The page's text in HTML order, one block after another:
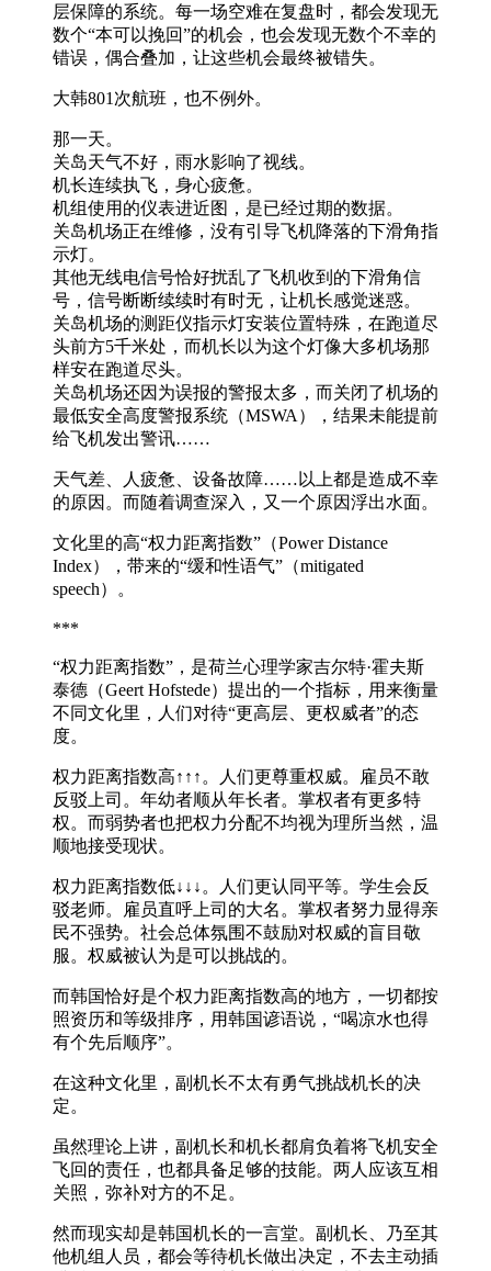
层保障的系统。每一场空难在复盘时，都会发现无
数个“本可以挽回”的机会，也会发现无数个不幸的
错误，偶合叠加，让这些机会最终被错失。
大韩801次航班，也不例外。
那一天。
关岛天气不好，雨水影响了视线。
机长连续执飞，身心疲惫。
机组使用的仪表进近图，是已经过期的数据。
关岛机场正在维修，没有引导飞机降落的下滑角指
示灯。
其他无线电信号恰好扰乱了飞机收到的下滑角信
号，信号断断续续时有时无，让机长感觉迷惑。
关岛机场的测距仪指示灯安装位置特殊，在跑道尽
头前方5千米处，而机长以为这个灯像大多机场那
样安在跑道尽头。
关岛机场还因为误报的警报太多，而关闭了机场的
最低安全高度警报系统（MSWA），结果未能提前
给飞机发出警讯……
天气差、人疲惫、设备故障……以上都是造成不幸
的原因。而随着调查深入，又一个原因浮出水面。
文化里的高“权力距离指数”（Power Distance
Index），带来的“缓和性语气”（mitigated
speech）。
***
“权力距离指数”，是荷兰心理学家吉尔特·霍夫斯
泰德（Geert Hofstede）提出的一个指标，用来衡量
不同文化里，人们对待“更高层、更权威者”的态
度。
权力距离指数高↑↑↑。人们更尊重权威。雇员不敢
反驳上司。年幼者顺从年长者。掌权者有更多特
权。而弱势者也把权力分配不均视为理所当然，温
顺地接受现状。
权力距离指数低↓↓↓。人们更认同平等。学生会反
驳老师。雇员直呼上司的大名。掌权者努力显得亲
民不强势。社会总体氛围不鼓励对权威的盲目敬
服。权威被认为是可以挑战的。
而韩国恰好是个权力距离指数高的地方，一切都按
照资历和等级排序，用韩国谚语说，“喝凉水也得
有个先后顺序”。
在这种文化里，副机长不太有勇气挑战机长的决
定。
虽然理论上讲，副机长和机长都肩负着将飞机安全
飞回的责任，也都具备足够的技能。两人应该互相
关照，弥补对方的不足。
然而现实却是韩国机长的一言堂。副机长、乃至其
他机组人员，都会等待机长做出决定，不去主动插